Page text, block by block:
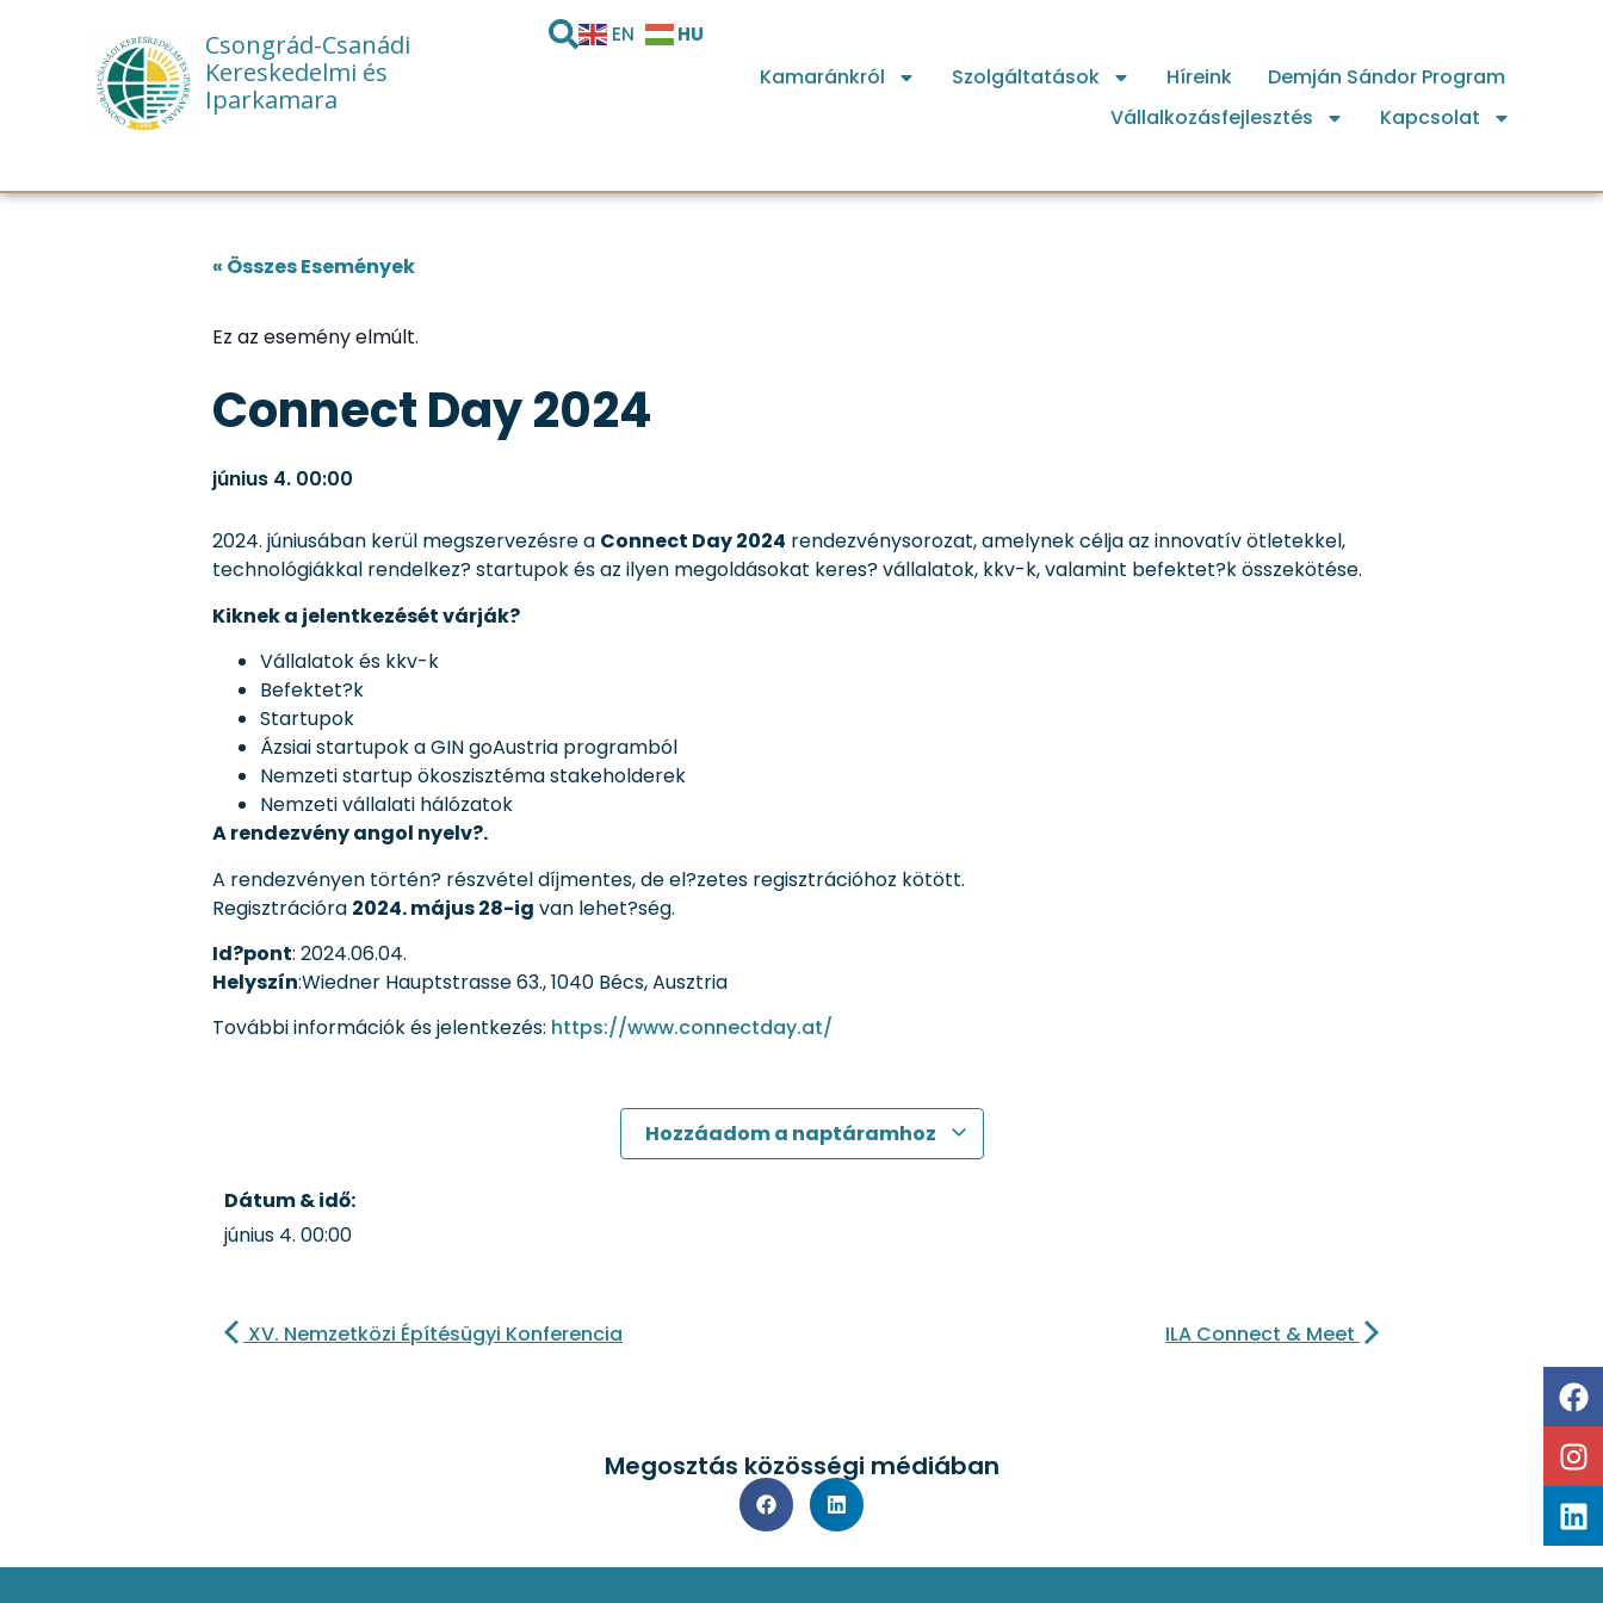
Csongrád-Csanádi
Kereskedelmi és
Iparkamara
EN HU
Kamaránkról Szolgáltatások Híreink
Demján Sándor Program
Vállalkozásfejlesztés
Kapcsolat
« Összes Események
Ez az esemény elmúlt.
Connect Day 2024
június 4. 00:00
2024. júniusában kerül megszervezésre a Connect Day 2024 rendezvénysorozat, amelynek célja az innovatív ötletekkel,
technológiákkal rendelkez? startupok és az ilyen megoldásokat keres? vállalatok, kkv-k, valamint befektet?k összekötése.
Kiknek a jelentkezését várják?
Vállalatok és kkv-k
Befektet?k
Startupok
Ázsiai startupok a GIN goAustria programból
Nemzeti startup ökoszisztéma stakeholderek
Nemzeti vállalati hálózatok
A rendezvény angol nyelv?.
A rendezvényen történ? részvétel díjmentes, de el?zetes regisztrációhoz kötött.
Regisztrációra 2024. május 28-ig van lehet?ség.
Id?pont: 2024.06.04.
Helyszín:Wiedner Hauptstrasse 63., 1040 Bécs, Ausztria
További információk és jelentkezés: https://www.connectday.at/
Hozzáadom a naptáramhoz
Dátum & idő:
június 4. 00:00
XV. Nemzetközi Építésügyi Konferencia ILA Connect & Meet
Megosztás közösségi médiában